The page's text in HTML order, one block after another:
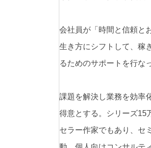
会社員が「時間と信頼と
生き方にシフトして、稼
るためのサポートを行な
課題を解決し業務を効率
得意とする。シリーズ15
セラー作家でもあり、セ